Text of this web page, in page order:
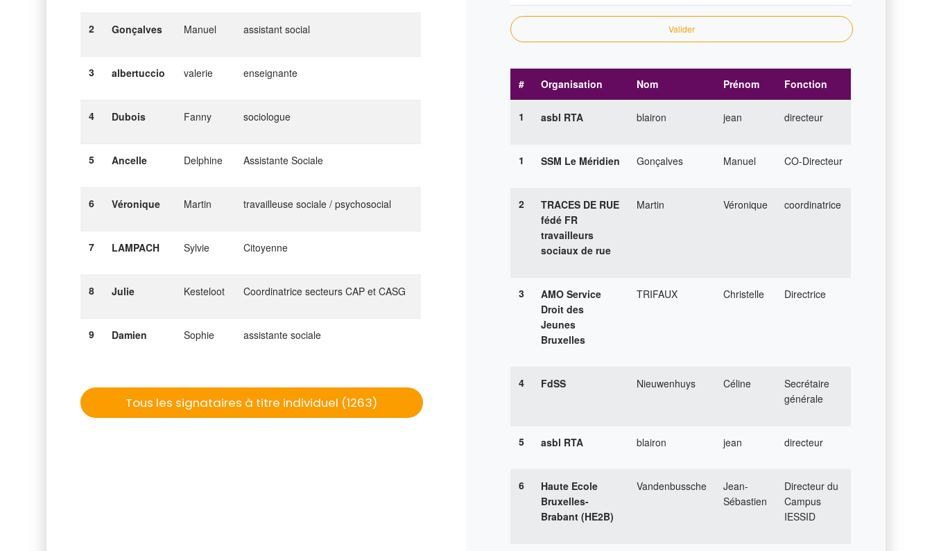
2 Gonçalves Manuel assistant social
3 albertuccio valerie enseignante
4 Dubois Fanny sociologue
5 Ancelle Delphine Assistante Sociale
6 Véronique Martin travailleuse sociale / psychosocial
7 LAMPACH Sylvie Citoyenne
8 Julie Kesteloot Coordinatrice secteurs CAP et CASG
9 Damien Sophie assistante sociale
Tous les signataires à titre individuel (1263)
Valider
# Organisation Nom Prénom Fonction
1 asbl RTA blairon jean directeur
1 SSM Le Méridien Gonçalves Manuel CO-Directeur
2
TRACES DE RUE
fédé FR
travailleurs
sociaux de rue
Martin Véronique coordinatrice
3
AMO Service
Droit des
Jeunes
Bruxelles
TRIFAUX Christelle Directrice
4 FdSS Nieuwenhuys Céline
Secrétaire
générale
5 asbl RTA blairon jean directeur
6
Haute Ecole
Bruxelles-
Brabant (HE2B)
Vandenbussche
Jean-
Sébastien
Directeur du
Campus
IESSID